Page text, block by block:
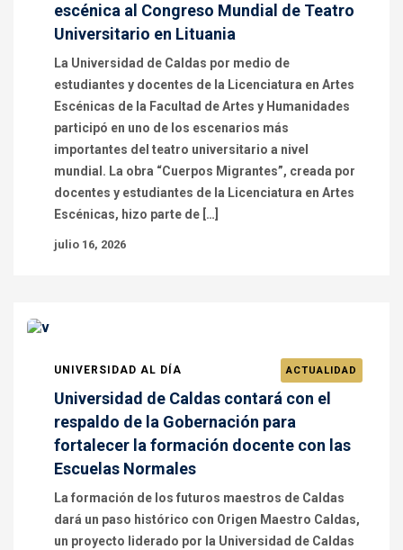
escénica al Congreso Mundial de Teatro
Universitario en Lituania
La Universidad de Caldas por medio de
estudiantes y docentes de la Licenciatura en Artes
Escénicas de la Facultad de Artes y Humanidades
participó en uno de los escenarios más
importantes del teatro universitario a nivel
mundial. La obra “Cuerpos Migrantes”, creada por
docentes y estudiantes de la Licenciatura en Artes
Escénicas, hizo parte de […]
julio 16, 2026
UNIVERSIDAD AL DÍA ACTUALIDAD
Universidad de Caldas contará con el
respaldo de la Gobernación para
fortalecer la formación docente con las
Escuelas Normales
La formación de los futuros maestros de Caldas
dará un paso histórico con Origen Maestro Caldas,
un proyecto liderado por la Universidad de Caldas